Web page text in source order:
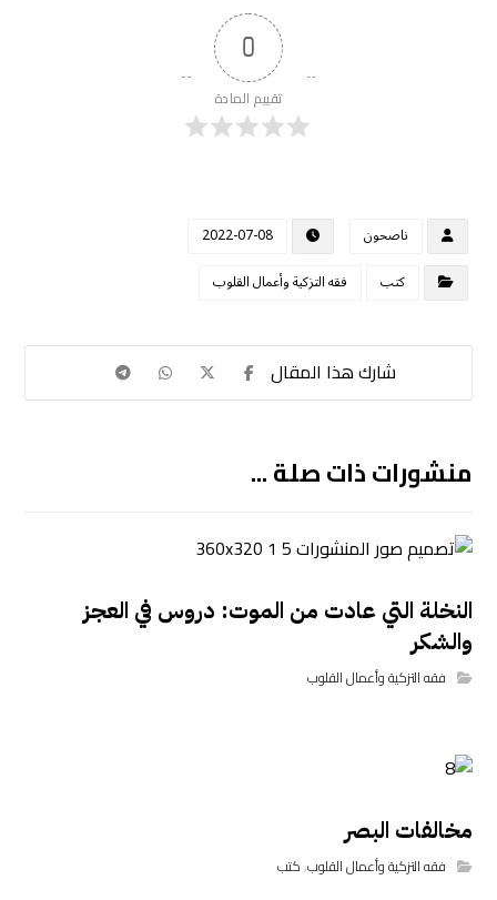
0
تقييم المادة
ناصحون
2022-07-08
كتب
فقه التزكية وأعمال القلوب
منشورات ذات صلة ...
النخلة التي عادت من الموت: دروس في العجز
والشكر
فقه التزكية وأعمال القلوب
مخالفات البصر
فقه التزكية وأعمال القلوب,كتب